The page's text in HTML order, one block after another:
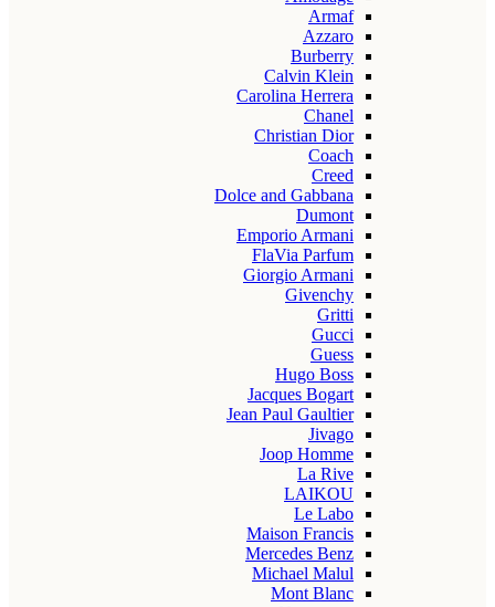
Armaf
Azzaro
Burberry
Calvin Klein
Carolina Herrera
Chanel
Christian Dior
Coach
Creed
Dolce and Gabbana
Dumont
Emporio Armani
FlaVia Parfum
Giorgio Armani
Givenchy
Gritti
Gucci
Guess
Hugo Boss
Jacques Bogart
Jean Paul Gaultier
Jivago
Joop Homme
La Rive
LAIKOU
Le Labo
Maison Francis
Mercedes Benz
Michael Malul
Mont Blanc